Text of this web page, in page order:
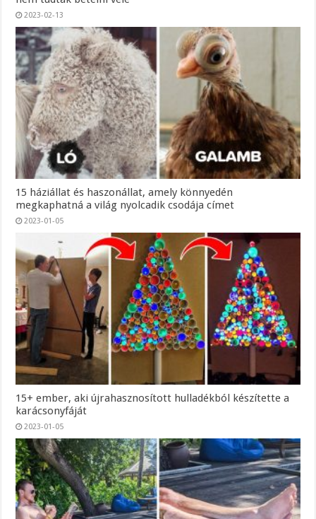
2023-02-13
15 háziállat és haszonállat, amely könnyedén
megkaphatná a világ nyolcadik csodája címet
2023-01-05
15+ ember, aki újrahasznosított hulladékból készítette a
karácsonyfáját
2023-01-05